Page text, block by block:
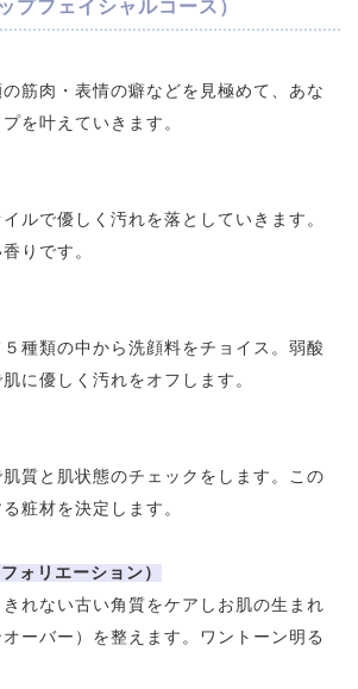
プフェイシャルコース）
筋肉・表情の癖などを見極めて、あな
を叶えていきます。
ルで優しく汚れを落としていきます。
りです。
種類の中から洗顔料をチョイス。弱酸
に優しく汚れをオフします。
質と肌状態のチェックをします。この
粧材を決定します。
ォリエーション）
れない古い角質をケアしお肌の生まれ
ーバー）を整えます。ワントーン明る